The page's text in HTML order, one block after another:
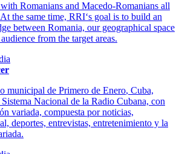
Romanians and Macedo-Romanians all
the same time, RRI‘s goal is to build an
between Romania, our geographical space
from the target areas.
municipal de Primero de Enero, Cuba,
Nacional de la Radio Cubana, con
variada, compuesta por noticias,
deportes, entrevistas, entretenimiento y la